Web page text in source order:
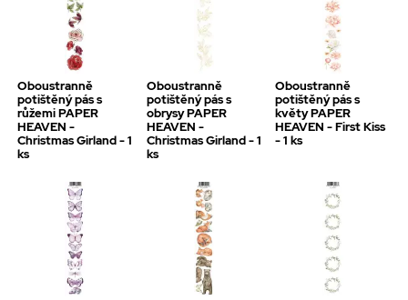
Oboustranně
potištěný pás s
růžemi PAPER
HEAVEN -
Christmas Girland - 1
ks
Oboustranně
potištěný pás s
obrysy PAPER
HEAVEN -
Christmas Girland - 1
ks
Oboustranně
potištěný pás s
květy PAPER
HEAVEN - First Kiss
- 1 ks